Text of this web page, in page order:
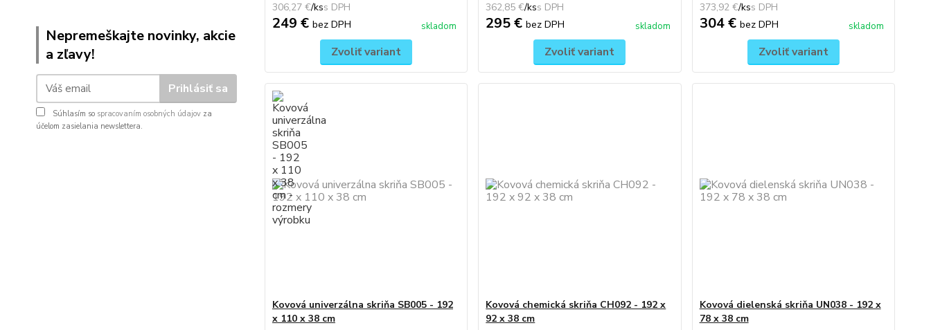
Nepremeškajte novinky, akcie
a zľavy!
Prihlásiť sa
Súhlasím so spracovaním osobných údajov za
účelom zasielania newslettera.
306,27 €/ks
249 € bez DPH skladom
Zvoliť variant
362,85 €/ks
295 €bez DPH skladom
Zvoliť variant
373,92 €/ks
304 € bez DPH skladom
Zvoliť variant
Kovová univerzálna skriňa SB005 - 192
x 110 x 38 cm
Kovová chemická skriňa CH092 - 192 x
92 x 38 cm
Kovová dielenská skriňa UN038 - 192 x
78 x 38 cm